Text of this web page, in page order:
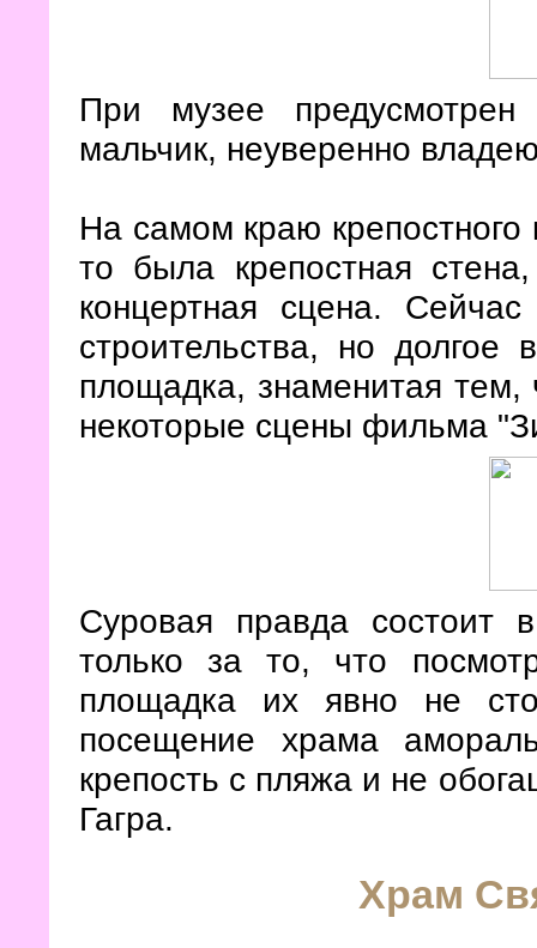
При музее
мальчик, неуверенно
На самом краю крепостного
то была крепостная
концертная сцена.
строительства, но
площадка, знаменитая тем,
некоторые сцены фильма
Суровая правда состоит
только за то, что
площадка их явно не
посещение храма
крепость с пляжа и не
Гагра.
Храм